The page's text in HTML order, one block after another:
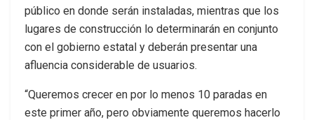
público en donde serán instaladas, mientras que los
lugares de construcción lo determinarán en conjunto
con el gobierno estatal y deberán presentar una
afluencia considerable de usuarios.
“Queremos crecer en por lo menos 10 paradas en
este primer año, pero obviamente queremos hacerlo